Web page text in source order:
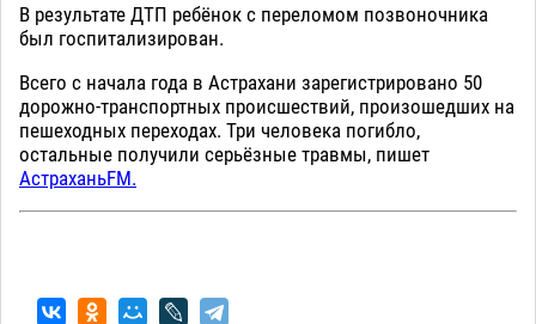
В результате ДТП ребёнок с переломом позвоночника
был госпитализирован.
Всего с начала года в Астрахани зарегистрировано 50
дорожно-транспортных происшествий, произошедших на
пешеходных переходах. Три человека погибло,
остальные получили серьёзные травмы, пишет
АстраханьFM.